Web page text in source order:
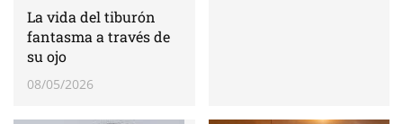
La vida del tiburón
fantasma a través de
su ojo
08/05/2026